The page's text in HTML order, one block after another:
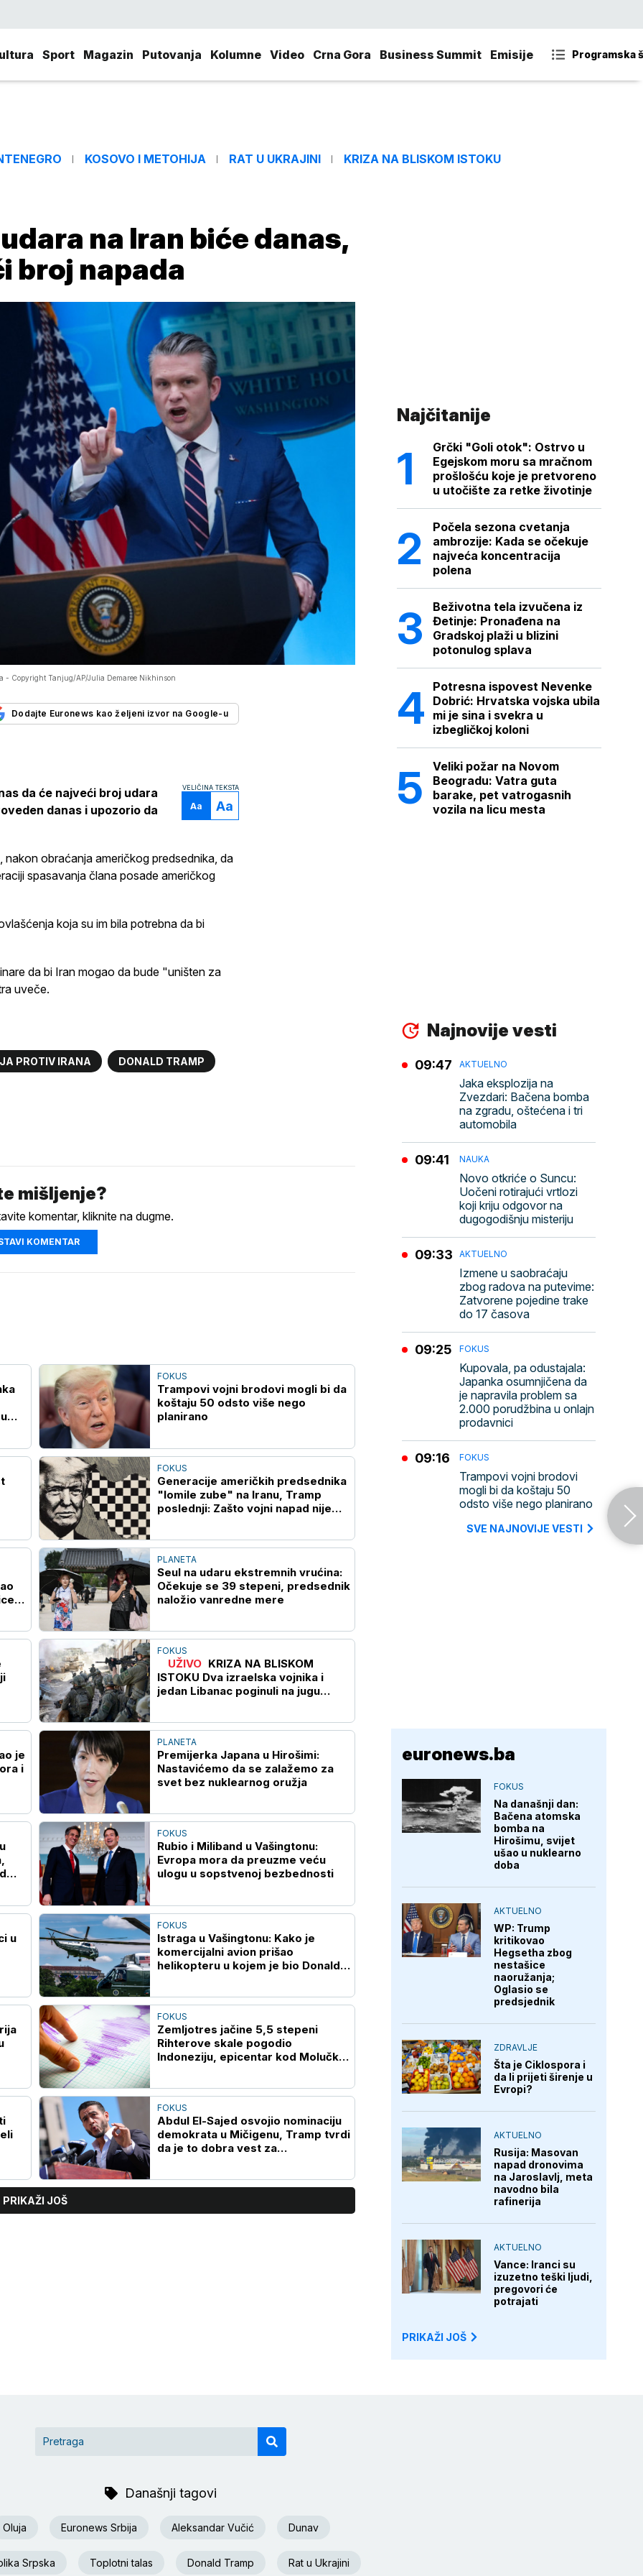
Sport Magazin Putovanja Kolumne Video Crna Gora Business Summit Emisije Programska
KOSOVO I METOHIJA RAT U UKRAJINI KRIZA NA BLISKOM ISTOKU
na Iran biće danas,
broj napada
- Copyright Tanjug/AP/Julia Demaree Nikhinson
Dodajte Euronews kao željeni izvor na Google-u
VELIČINA TEKSTA
Aa Aa
da će najveći broj udara
danas i upozorio da
obraćanja američkog predsednika, da
spasavanja člana posade američkog
koja su im bila potrebna da bi
da bi Iran mogao da bude "uništen za
uveče.
PROTIV IRANA DONALD TRAMP
mišljenje?
komentar, kliknite na dugme.
KOMENTAR
FOKUS
Trampovi vojni brodovi mogli bi da
koštaju 50 odsto više nego
planirano
FOKUS
Generacije američkih predsednika
"lomile zube" na Iranu, Tramp
poslednji: Zašto vojni napad nije
PLANETA
Seul na udaru ekstremnih vrućina:
Očekuje se 39 stepeni, predsednik
naložio vanredne mere
FOKUS
UŽIVO
ISTOKU Dva izraelska vojnika i
jedan Libanac poginuli na jugu
je
i
PLANETA
Premijerka Japana u Hirošimi:
Nastavićemo da se zalažemo za
svet bez nuklearnog oružja
FOKUS
Rubio i Miliband u Vašingtonu:
Evropa mora da preuzme veću
ulogu u sopstvenoj bezbednosti
u
FOKUS
Istraga u Vašingtonu: Kako je
komercijalni avion prišao
helikopteru u kojem je bio Donald
FOKUS
Zemljotres jačine 5,5 stepeni
Rihterove skale pogodio
Indoneziju, epicentar kod Molučkih
FOKUS
Abdul El-Sajed osvojio nominaciju
demokrata u Mičigenu, Tramp tvrdi
da je to dobra vest za
PRIKAŽI JOŠ
Najčitanije
Grčki "Goli otok": Ostrvo u
Egejskom moru sa mračnom
prošlošću koje je pretvoreno
u utočište za retke životinje
Počela sezona cvetanja
ambrozije: Kada se očekuje
najveća koncentracija
polena
Beživotna tela izvučena iz
Đetinje: Pronađena na
Gradskoj plaži u blizini
potonulog splava
Potresna ispovest Nevenke
Dobrić: Hrvatska vojska ubila
mi je sina i svekra u
izbegličkoj koloni
Veliki požar na Novom
Beogradu: Vatra guta
barake, pet vatrogasnih
vozila na licu mesta
Najnovije vesti
AKTUELNO
Jaka eksplozija na
Zvezdari: Bačena bomba
na zgradu, oštećena i tri
automobila
09:47
NAUKA
Novo otkriće o Suncu:
Uočeni rotirajući vrtlozi
koji kriju odgovor na
dugogodišnju misteriju
09:41
AKTUELNO
Izmene u saobraćaju
zbog radova na putevime:
Zatvorene pojedine trake
do 17 časova
09:33
FOKUS
Kupovala, pa odustajala:
Japanka osumnjičena da
je napravila problem sa
2.000 porudžbina u onlajn
prodavnici
09:25
FOKUS
Trampovi vojni brodovi
mogli bi da koštaju 50
odsto više nego planirano
09:16
SVE NAJNOVIJE VESTI
euronews.ba
FOKUS
Na današnji dan:
Bačena atomska
bomba na
Hirošimu, svijet
ušao u nuklearno
doba
AKTUELNO
WP: Trump
kritikovao
Hegsetha zbog
nestašice
naoružanja;
Oglasio se
predsjednik
ZDRAVLJE
Šta je Ciklospora i
da li prijeti širenje u
Evropi?
AKTUELNO
Rusija: Masovan
napad dronovima
na Jaroslavlj, meta
navodno bila
rafinerija
AKTUELNO
Vance: Iranci su
izuzetno teški ljudi,
pregovori će
potrajati
PRIKAŽI JOŠ
Današnji tagovi
Oluja Euronews Srbija Aleksandar Vučić Dunav
Srpska Toplotni talas Donald Tramp Rat u Ukrajini